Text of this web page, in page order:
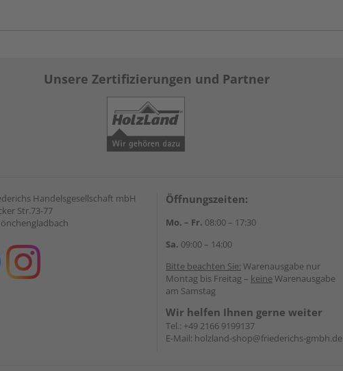
Unsere Zertifizierungen und Partner
Handelsgesellschaft mbH
Str.73-77
Öffnungszeiten:
Mo. – Fr. 08:00 – 17:30
Sa. 09:00 – 14:00
Bitte beachten Sie: Warenausgabe nur
Montag bis Freitag – keineWarenausgabe
am Samstag
Wir helfen Ihnen gerne weiter
Tel.: +49 2166 9199137
E-Mail: holzland-shop@friederichs-gmbh.de